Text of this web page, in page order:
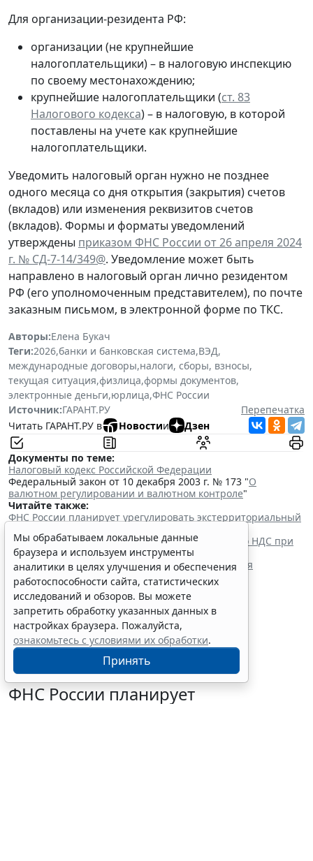
Для организации-резидента РФ:
организации (не крупнейшие
налогоплательщики) – в налоговую инспекцию
по своему местонахождению;
крупнейшие налогоплательщики (ст. 83
Налогового кодекса) – в налоговую, в которой
поставлены на учете как крупнейшие
налогоплательщики.
Уведомить налоговый орган нужно не позднее
одного месяца со дня открытия (закрытия) счетов
(вкладов) или изменения реквизитов счетов
(вкладов). Формы и форматы уведомлений
утверждены приказом ФНС России от 26 апреля 2024
г. № СД-7-14/349@. Уведомление может быть
направлено в налоговый орган лично резидентом
РФ (его уполномоченным представителем), по почте
заказным письмом, в электронной форме по ТКС.
Авторы:Елена Букач
Теги:2026,банки и банковская система,ВЭД,
международные договоры,налоги, сборы, взносы,
текущая ситуация,физлица,формы документов,
электронные деньги,юрлица,ФНС России
Источник:ГАРАНТ.РУ
Перепечатка
Читать ГАРАНТ.РУ в
Новостии Дзен
Документы по теме:
Налоговый кодекс Российской Федерации
Федеральный закон от 10 декабря 2003 г. № 173 "О
валютном регулировании и валютном контроле"
Читайте также:
ФНС России планирует урегулировать экстерриториальный
Список оборудования для применения льготы по НДС при
ввозе в Россию расширили
Глава государства утвердил поправки в НК РФ для
стабилизации топливного рынка
Банк России подготовил проекты для запуска
организованных торгов криптовалютами
ФНС России планирует
Мы обрабатываем локальные данные
браузера и используем инструменты
аналитики в целях улучшения и обеспечения
работоспособности сайта, статистических
исследований и обзоров. Вы можете
запретить обработку указанных данных в
настройках браузера. Пожалуйста,
ознакомьтесь с условиями их обработки.
Принять